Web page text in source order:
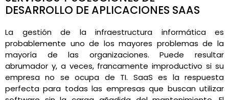
DESARROLLO DE APLICACIONES SAAS
La gestión de la infraestructura informática es
probablemente uno de los mayores problemas de la
mayoría de las organizaciones. Puede resultar
abrumador y, a veces, francamente improductivo si su
empresa no se ocupa de TI. SaaS es la respuesta
perfecta para todas las empresas que buscan utilizar